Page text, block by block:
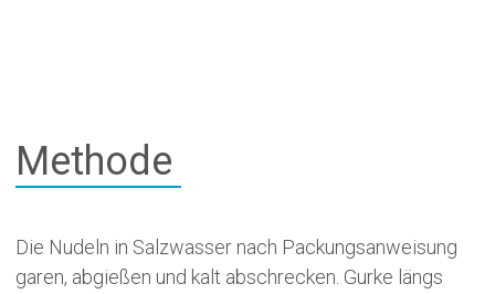
Methode
Die Nudeln in Salzwasser nach Packungs­anweisung
garen, abgießen und kalt abschrecken. Gurke längs